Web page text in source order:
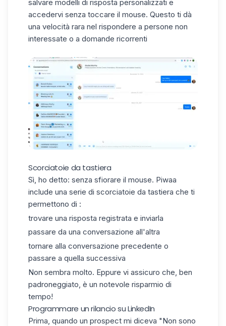
salvare modelli di risposta personalizzati e
accedervi senza toccare il mouse. Questo ti dà
una velocità rara nel rispondere a persone non
interessate o a domande ricorrenti
Scorciatoie da tastiera
Sì, ho detto: senza sfiorare il mouse. Piwaa
include una serie di scorciatoie da tastiera che ti
permettono di :
trovare una risposta registrata e inviarla
passare da una conversazione all'altra
tornare alla conversazione precedente o
passare a quella successiva
Non sembra molto. Eppure vi assicuro che, ben
padroneggiato, è un notevole risparmio di
tempo!
Programmare un rilancio su LinkedIn
Prima, quando un prospect mi diceva "Non sono